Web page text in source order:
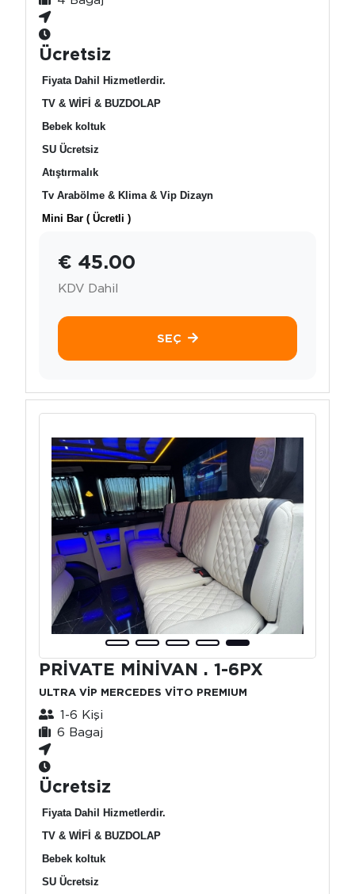
Ücretsiz
Fiyata Dahil Hizmetlerdir.
TV & WİFİ & BUZDOLAP
Bebek koltuk
SU Ücretsiz
Atıştırmalık
Tv Arabölme & Klima & Vip Dizayn
Mini Bar ( Ücretli )
€ 45.00
KDV Dahil
SEÇ
PRİVATE MİNİVAN . 1-6PX
ULTRA VİP MERCEDES VİTO PREMIUM
1-6 Kişi
6 Bagaj
Ücretsiz
Fiyata Dahil Hizmetlerdir.
TV & WİFİ & BUZDOLAP
Bebek koltuk
SU Ücretsiz